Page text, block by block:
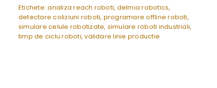
Etichete:analiza reach roboti, delmia robotics,
detectare coliziuni roboti, programare offline roboti,
simulare celule robotizate, simulare roboti industriali,
timp de ciclu roboti,validare linie productie